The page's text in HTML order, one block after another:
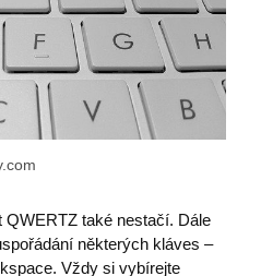
QWERTZ také nestačí. Dále
některých kláves –
Vždy si vybírejte